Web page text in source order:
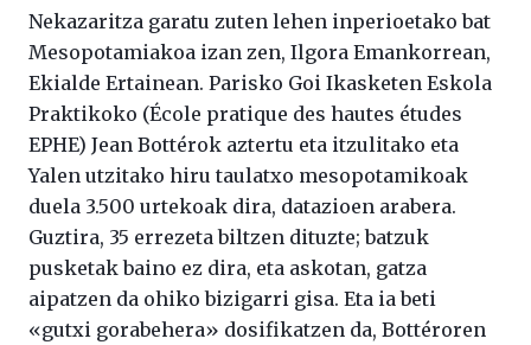
Nekazaritza garatu zuten lehen inperioetako bat
Mesopotamiakoa izan zen, Ilgora Emankorrean,
Ekialde Ertainean. Parisko Goi Ikasketen Eskola
Praktikoko (École pratique des hautes études
EPHE) Jean Bottérok aztertu eta itzulitako eta
Yalen utzitako hiru taulatxo mesopotamikoak
duela 3.500 urtekoak dira, datazioen arabera.
Guztira, 35 errezeta biltzen dituzte; batzuk
pusketak baino ez dira, eta askotan, gatza
aipatzen da ohiko bizigarri gisa. Eta ia beti
«gutxi gorabehera» dosifikatzen da, Bottéroren